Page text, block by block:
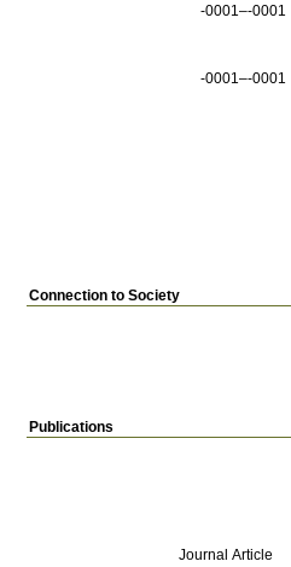
-0001–-0001
-0001–-0001
Connection to Society
Publications
Journal Article